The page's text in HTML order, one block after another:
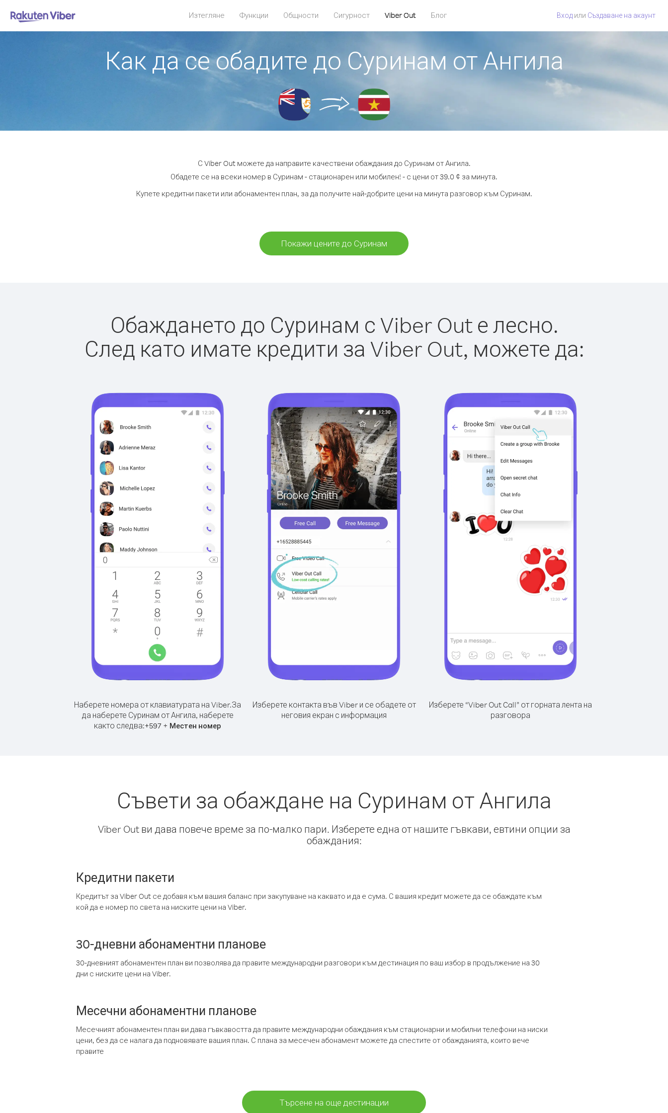
Изтегляне Функции Общности Сигурност Viber Out Блог Вход или Създаване на акаунт
Как да се обадите до Суринам от Ангила
С Viber Out можете да направите качествени обаждания до Суринам от Ангила.
Обадете се на всеки номер в Суринам - стационарен или мобилен! - с цени от 39.0 ¢ за минута.
Купете кредитни пакети или абонаментен план, за да получите най-добрите цени на минута разговор към Суринам.
Покажи цените до Суринам
Обаждането до Суринам с Viber Out е лесно.
След като имате кредити за Viber Out, можете да:
Наберете номера от клавиатурата на Viber.За
да наберете Суринам от Ангила, наберете
както следва:+597 + Местен номер
Изберете контакта във Viber и се обадете от
неговия екран с информация
Изберете “Viber Out Call” от горната лента на
разговора
Съвети за обаждане на Суринам от Ангила
Viber Out ви дава повече време за по-малко пари. Изберете една от нашите гъвкави, евтини опции за
обаждания:
Кредитни пакети
Кредитът за Viber Out се добавя към вашия баланс при закупуване на каквато и да е сума. С вашия кредит можете да се обаждате към
кой да е номер по света на ниските цени на Viber.
30-дневни абонаментни планове
30-дневният абонаментен план ви позволява да правите международни разговори към дестинация по ваш избор в продължение на 30
дни с ниските цени на Viber.
Месечни абонаментни планове
Месечният абонаментен план ви дава гъвкавостта да правите международни обаждания към стационарни и мобилни телефони на ниски
цени, без да се налага да подновявате вашия план. С плана за месечен абонамент можете да спестите от обажданията, които вече
правите
Търсене на още дестинации